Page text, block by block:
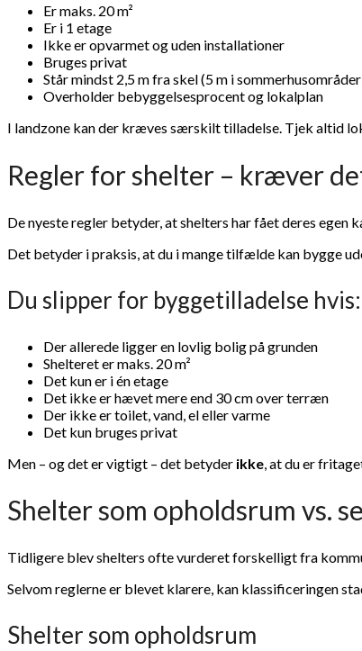
Er maks. 20 m²
Er i 1 etage
Ikke er opvarmet og uden installationer
Bruges privat
Står mindst 2,5 m fra skel (5 m i
Overholder bebyggelsesprocent og lokalplan
I landzone kan der kræves særskilt tilladelse. Tjek altid
Regler for shelter – kræver
De nyeste regler betyder, at shelters har fået deres egen
Det betyder i praksis, at du i mange tilfælde kan bygge
Du slipper for byggetilladelse hvis:
Der allerede ligger en lovlig bolig på grunden
Shelteret er maks. 20 m²
Det kun er i én etage
Det ikke er hævet mere end 30 cm over terræn
Der ikke er toilet, vand, el eller varme
Det kun bruges privat
Men – og det er vigtigt – det betyder ikke , at du er
Shelter som opholdsrum vs.
Tidligere blev shelters ofte vurderet forskelligt fra
Selvom reglerne er blevet klarere, kan klassificeringen
Shelter som opholdsrum